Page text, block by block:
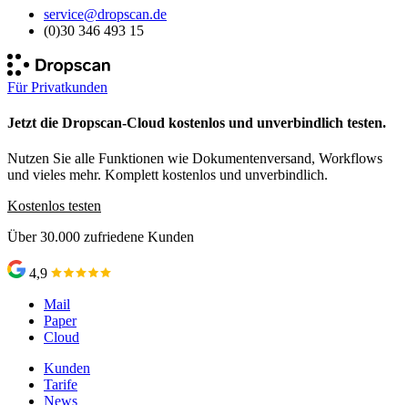
service@dropscan.de
(0)30 346 493 15
Für Privatkunden
Jetzt die Dropscan-Cloud kostenlos und unverbindlich testen.
Nutzen Sie alle Funktionen wie Dokumentenversand, Workflows
und vieles mehr. Komplett kostenlos und unverbindlich.
Kostenlos testen
Über 30.000 zufriedene Kunden
4,9
Mail
Paper
Cloud
Kunden
Tarife
News